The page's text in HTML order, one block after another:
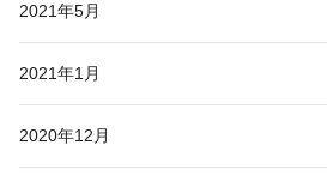
2021年5月
2021年1月
2020年12月